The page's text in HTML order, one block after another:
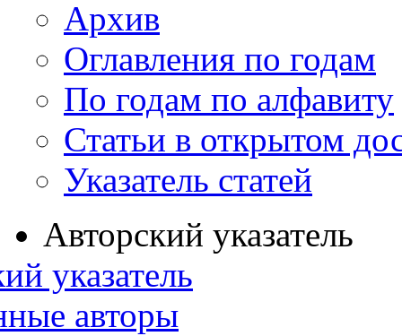
Архив
Оглавления по годам
По годам по алфавиту
Статьи в открытом
Указатель статей
Авторский указатель
указатель
авторы